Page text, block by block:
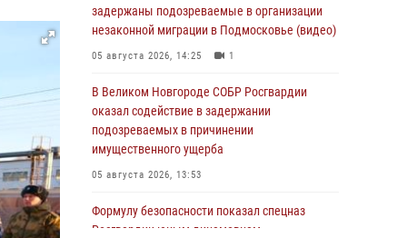
задержаны подозреваемые в организации
незаконной миграции в Подмосковье (видео)
05 августа 2026, 14:25 1
В Великом Новгороде СОБР Росгвардии
оказал содействие в задержании
подозреваемых в причинении
имущественного ущерба
05 августа 2026, 13:53
Формулу безопасности показал спецназ
Росгвардии юным динамовцам